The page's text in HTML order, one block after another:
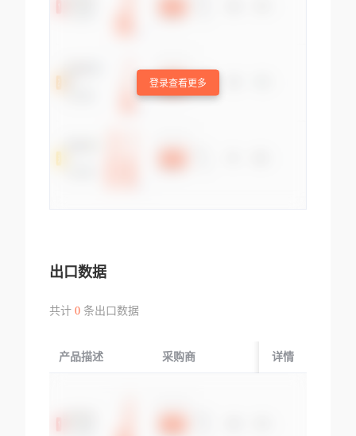
登录查看更多
出口数据
共计 0条出口数据
产品描述 采购商 起运国/地区
详情